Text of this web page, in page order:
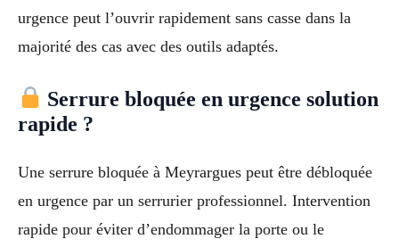
urgence peut l’ouvrir rapidement sans casse dans la
majorité des cas avec des outils adaptés.
Serrure bloquée en urgence solution
rapide ?
Une serrure bloquée à Meyrargues peut être débloquée
en urgence par un serrurier professionnel. Intervention
rapide pour éviter d’endommager la porte ou le